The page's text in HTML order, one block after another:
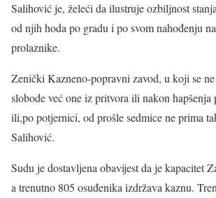
Salihović je, želeći da ilustruje ozbiljnost
od njih hoda po gradu i po svom nahođenju
prolaznike.
Zenički Kazneno-popravni zavod, u koji se ne
slobode već one iz pritvora ili nakon hapšenja
ili,po potjernici, od prošle sedmice ne prima
Salihović.
Sudu je dostavljena obavijest da je kapacitet
a trenutno 805 osuđenika izdržava kaznu.